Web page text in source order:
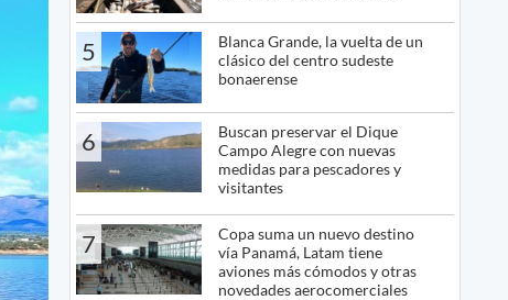
5
Blanca Grande, la vuelta de un
clásico del centro sudeste
bonaerense
6
Buscan preservar el Dique
Campo Alegre con nuevas
medidas para pescadores y
visitantes
7
Copa suma un nuevo destino
vía Panamá, Latam tiene
aviones más cómodos y otras
novedades aerocomerciales